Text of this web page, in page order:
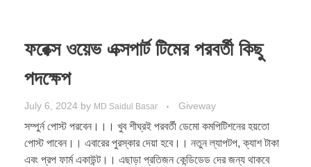
ফরেক্স ওয়েভ এক্সপার্ট টিমের পরবর্তী কিছু
পদক্ষেপ
July 6, 2024 by MD Saidul Basar Giveway
সম্পুর্ন পোস্ট পরবেন।।। খুব শীঘ্রই পরবর্তী ডেমো কমপিটিশনের হয়তো
পোস্ট পাবেন।। এবারের পুরস্কার দেয়া হবে।। নতুন ল্যাপটপ, ক্যাশ টাকা
এবং প্রপ ফার্ম একাউন্ট।। এছাড়া প্রতিজন কেন্ডিডেড দের জন্য থাকবে